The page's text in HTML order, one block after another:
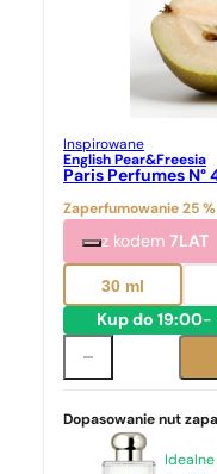
Inspirowane
English Pear&Freesia
Paris Perfumes N°
Zaperfumowanie 25 %
z kodem7LAT
30 ml
Kup do 19:00-
Dopasowanie nut